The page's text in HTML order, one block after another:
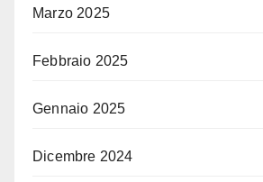
Marzo 2025
Febbraio 2025
Gennaio 2025
Dicembre 2024